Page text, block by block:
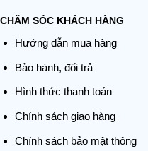
CHĂM SÓC KHÁCH HÀNG
Hướng dẫn mua hàng
Bảo hành, đổi trả
Hình thức thanh toán
Chính sách giao hàng
Chính sách bảo mật thông